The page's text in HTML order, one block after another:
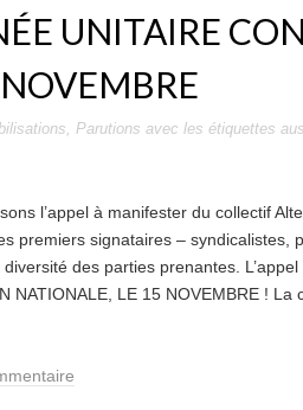
UNITAIRE
, Parutions avec les étiquettes
l’appel à manifester du collectif
premiers signataires – syndicalistes,
des parties prenantes.
NATIONALE, LE 15 NOVEMBRE !